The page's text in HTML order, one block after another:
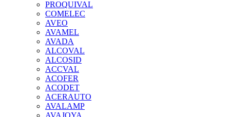
PROQUIVAL
COMELEC
AVEO
AVAMEL
AVADA
ALCOVAL
ALCOSID
ACCVAL
ACOFER
ACODET
ACERAUTO
AVALAMP
AVAJOYA